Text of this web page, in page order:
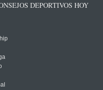
DEPORTIVOS HOY